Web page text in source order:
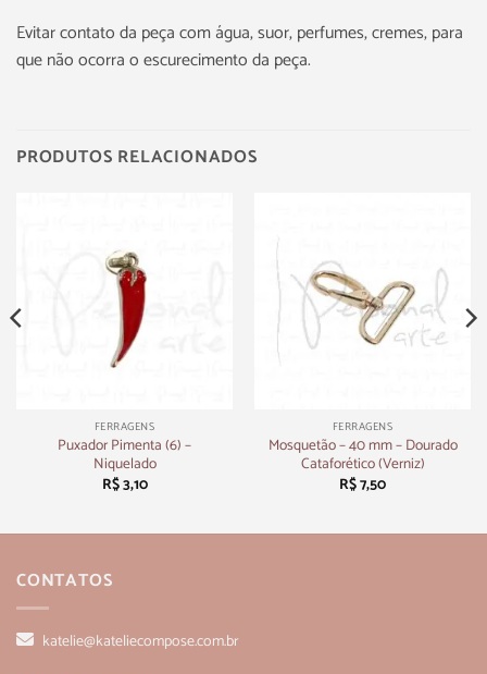
Evitar contato da peça com água, suor, perfumes, cremes, para
que não ocorra o escurecimento da peça.
PRODUTOS RELACIONADOS
FERRAGENS
Puxador Pimenta (6) –
Niquelado
R$3,10
FERRAGENS
Mosquetão – 40 mm – Dourado
Cataforético (Verniz)
R$7,50
CONTATOS
katelie@kateliecompose.com.br